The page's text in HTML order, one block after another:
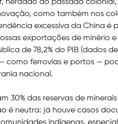
herdado do passado
como também nos
excessiva da China é
exportações de minério
de 78,2% do PIB (dados
como ferrovias e portos —
nacional.
30% das reservas de
é neutra: já houve casos